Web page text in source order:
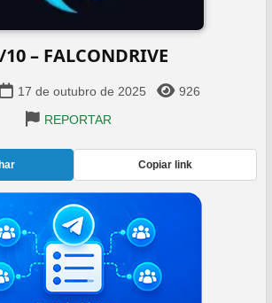
10 – FALCONDRIVE
17 de outubro de 2025
926
REPORTAR
Copiar link